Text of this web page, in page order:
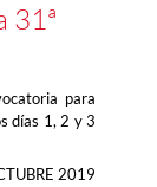
31ª
para
días 1, 2 y 3
2019